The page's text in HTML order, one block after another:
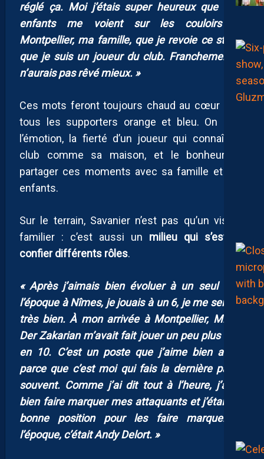
réglé ça. Moi j’étais super heureux que mes
enfants me voient sur les couloirs de
Montpellier, ma famille, que je revoie ce stade,
que je suis un joueur du club. Franchement je
n’aurais pas rêvé mieux. »
Ces mots feront toujours chaud au cœur pour
tous les supporters orange et bleu. On sent
l’émotion, la fierté d’un joueur qui connaît ce
club comme sa maison, et le bonheur de
partager ces moments avec sa famille et ses
enfants.
Sur le terrain, Savanier n’est pas qu’un visage
familier : c’est aussi un milieu qui s’est vu
confier différents rôles.
« Après j’aimais bien évoluer à un seul 6. À
l’époque à Nîmes, je jouais à un 6, je me sentais
très bien. À mon arrivée à Montpellier, Michel
Der Zakarian m’avait fait jouer un peu plus haut
en 10. C’est un poste que j’aime bien aussi,
parce que c’est moi qui fais la dernière passe
souvent. Comme j’ai dit tout à l’heure, j’aime
bien faire marquer mes attaquants et j’étais en
bonne position pour les faire marquer. À
l’époque, c’était Andy Delort. »